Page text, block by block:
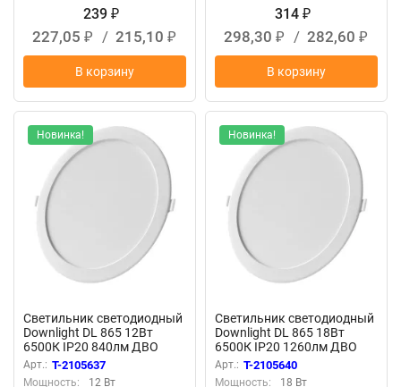
239 ₽
227,05 ₽ / 215,10 ₽
В корзину
314 ₽
298,30 ₽ / 282,60 ₽
В корзину
Новинка!
Светильник светодиодный
Downlight DL 865 12Вт
6500К IP20 840лм ДВО
встраив. даунлайт круглый
бел. LEDVANCE
Арт.: T-2105637
Мощность:
12 Вт
Новинка!
Светильник светодиодный
Downlight DL 865 18Вт
6500К IP20 1260лм ДВО
встраив. даунлайт круглый
бел. LEDVANCE
Арт.: T-2105640
Мощность:
18 Вт